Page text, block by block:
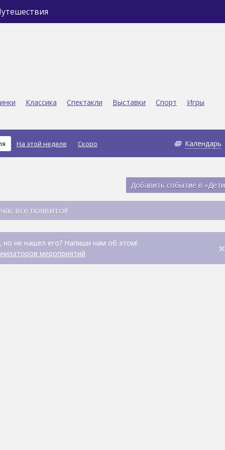
Классика Спектакли Выставки Спорт
Игры
На этой неделе Скоро Календарь
Добавить событие в
всё появится!
не нашел его? Напиши нам об этом!
мероприятий
×